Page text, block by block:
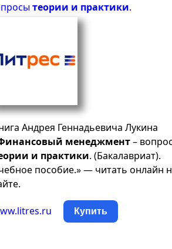
теории и практики.
Андрея Геннадьевича Лукина
менеджмент–
и практики. (Бакалавриат).
пособие.» — читать онлайн
Купить